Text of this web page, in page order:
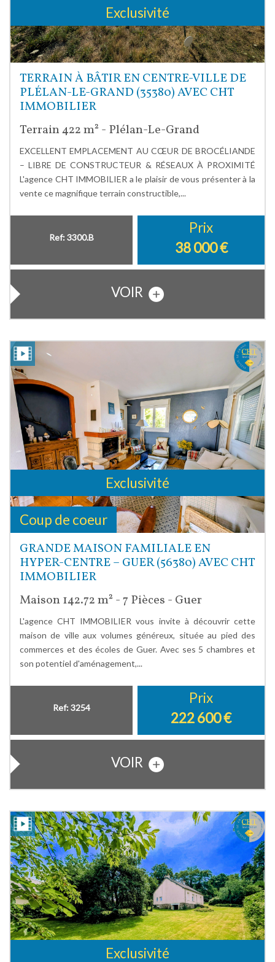
Exclusivité
TERRAIN À BÂTIR EN CENTRE-VILLE DE
PLÉLAN-LE-GRAND (35380) AVEC CHT
IMMOBILIER
Terrain 422 m² - Plélan-Le-Grand
EXCELLENT EMPLACEMENT AU CŒUR DE BROCÉLIANDE
– LIBRE DE CONSTRUCTEUR & RÉSEAUX À PROXIMITÉ
L'agence CHT IMMOBILIER a le plaisir de vous présenter à la
vente ce magnifique terrain constructible,...
Ref: 3300.B
Prix
38 000€
VOIR
Exclusivité
Coup de coeur
GRANDE MAISON FAMILIALE EN
HYPER-CENTRE – GUER (56380) AVEC CHT
IMMOBILIER
Maison 142.72 m² - 7 Pièces - Guer
L'agence CHT IMMOBILIER vous invite à découvrir cette
maison de ville aux volumes généreux, située au pied des
commerces et des écoles de Guer. Avec ses 5 chambres et
son potentiel d'aménagement,...
Ref: 3254
Prix
222 600€
VOIR
Exclusivité